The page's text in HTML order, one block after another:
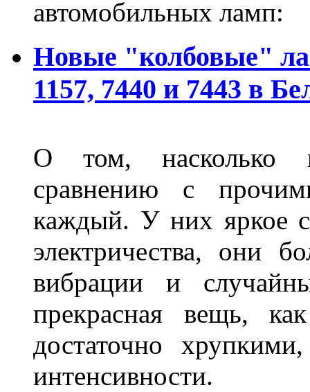
автомобильных ламп:
Новые "колбовые"
1157, 7440 и 7443 в
О том, насколько
сравнению с
каждый. У них яркое
электричества, они
вибрации и
прекрасная вещь,
достаточно
интенсивности.